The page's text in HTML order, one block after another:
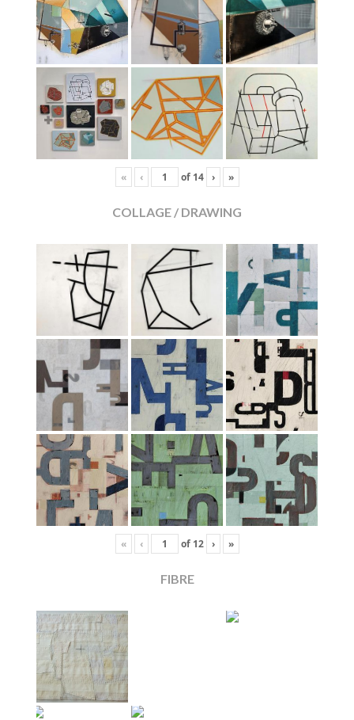
« ‹ of 14 › »
COLLAGE / DRAWING
« ‹ of 12 › »
FIBRE